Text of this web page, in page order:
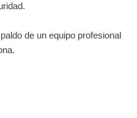
de un equipo profesional